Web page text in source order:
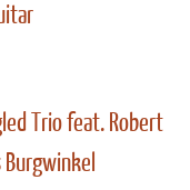
Trio feat. Robert